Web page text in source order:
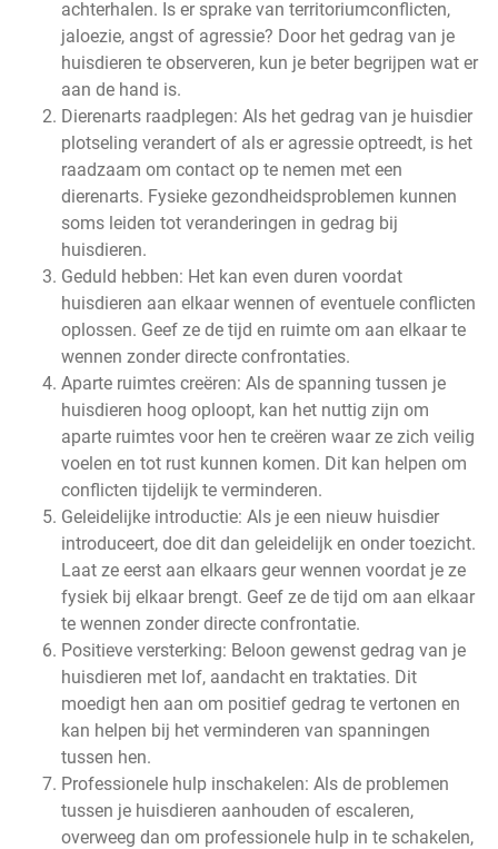
achterhalen. Is er sprake van territoriumconflicten,
jaloezie, angst of agressie? Door het gedrag van je
huisdieren te observeren, kun je beter begrijpen wat er
aan de hand is.
Dierenarts raadplegen: Als het gedrag van je huisdier
plotseling verandert of als er agressie optreedt, is het
raadzaam om contact op te nemen met een
dierenarts. Fysieke gezondheidsproblemen kunnen
soms leiden tot veranderingen in gedrag bij
huisdieren.
Geduld hebben: Het kan even duren voordat
huisdieren aan elkaar wennen of eventuele conflicten
oplossen. Geef ze de tijd en ruimte om aan elkaar te
wennen zonder directe confrontaties.
Aparte ruimtes creëren: Als de spanning tussen je
huisdieren hoog oploopt, kan het nuttig zijn om
aparte ruimtes voor hen te creëren waar ze zich veilig
voelen en tot rust kunnen komen. Dit kan helpen om
conflicten tijdelijk te verminderen.
Geleidelijke introductie: Als je een nieuw huisdier
introduceert, doe dit dan geleidelijk en onder toezicht.
Laat ze eerst aan elkaars geur wennen voordat je ze
fysiek bij elkaar brengt. Geef ze de tijd om aan elkaar
te wennen zonder directe confrontatie.
Positieve versterking: Beloon gewenst gedrag van je
huisdieren met lof, aandacht en traktaties. Dit
moedigt hen aan om positief gedrag te vertonen en
kan helpen bij het verminderen van spanningen
tussen hen.
Professionele hulp inschakelen: Als de problemen
tussen je huisdieren aanhouden of escaleren,
overweeg dan om professionele hulp in te schakelen,